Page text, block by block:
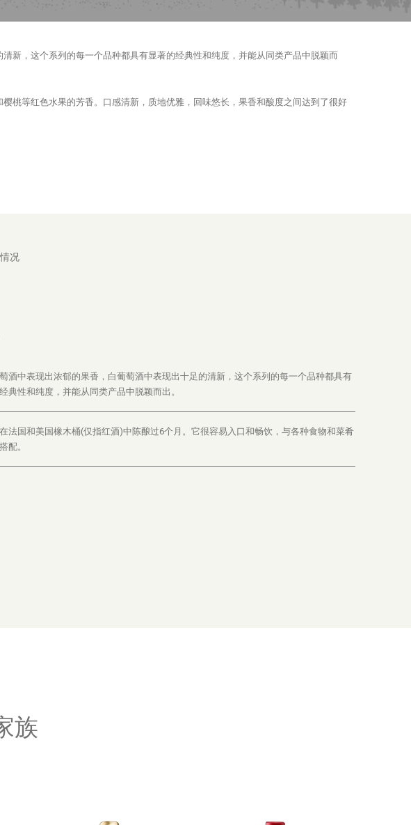
新，这个系列的每一个品种都具有显著的经典性和纯度，并能从同类产品中脱颖而
桃等红色水果的芳香。口感清新，质地优雅，回味悠长，果香和酸度之间达到了很好
况
酒中表现出浓郁的果香，白葡萄酒中表现出十足的清新，这个系列的每一个品种都具有
典性和纯度，并能从同类产品中脱颖而出。
法国和美国橡木桶(仅指红酒)中陈酿过6个月。它很容易入口和畅饮，与各种食物和菜肴
配。
族